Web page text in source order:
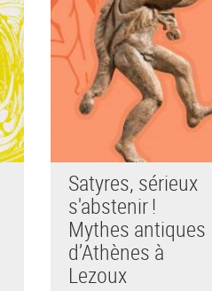
Satyres, sérieux
s'abstenir !
Mythes antiques
d’Athènes à
Lezoux